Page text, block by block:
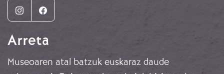
InstagramFacebook
Arreta
Museoaren atal batzuk euskaraz daude